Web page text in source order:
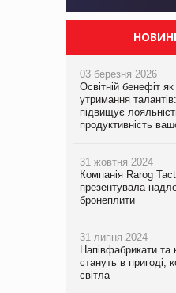
03 березня 2026
Освітній бенефіт
утримання
підвищує
продуктивність
31 жовтня 2024
Компанія Rarog
презентувала
бронеплити
31 липня 2024
Напівфабрикати та
стануть в пригоді,
світла